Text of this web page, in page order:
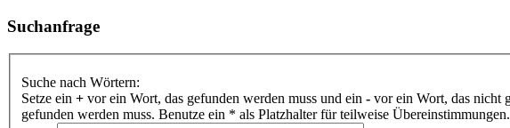
Suchanfrage
Suche nach Wörtern:
Setze ein + vor ein Wort, das gefunden werden muss und ein - vor ein Wort, das nicht
gefunden werden muss. Benutze ein * als Platzhalter für teilweise Übereinstimmungen.